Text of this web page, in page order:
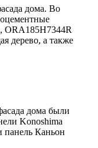
дома. Во
ORA185H7344R
дерево, а также
дома были
Konoshima
панель Каньон